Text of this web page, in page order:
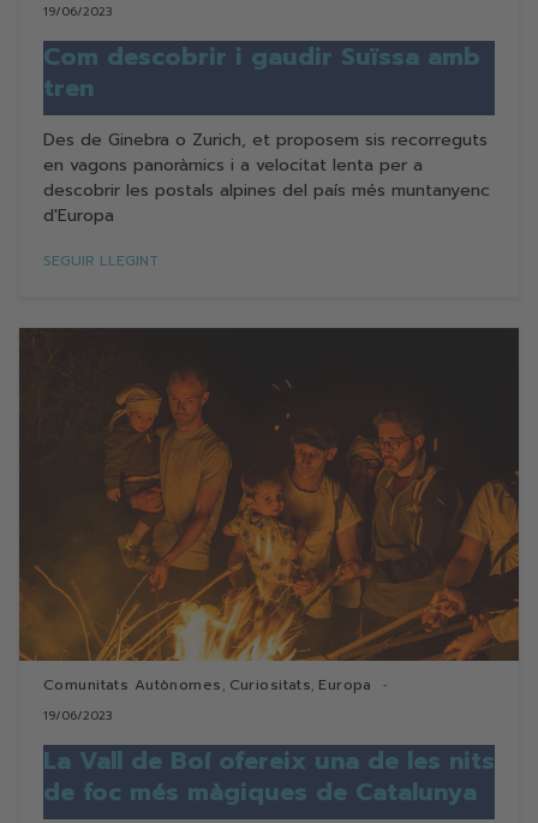
19/06/2023
Com descobrir i gaudir Suïssa amb
tren
Des de Ginebra o Zurich, et proposem sis recorreguts
en vagons panoràmics i a velocitat lenta per a
descobrir les postals alpines del país més muntanyenc
d'Europa
SEGUIR LLEGINT
Comunitats Autònomes , Curiositats, Europa
19/06/2023
La Vall de Boí ofereix una de les nits
de foc més màgiques de Catalunya